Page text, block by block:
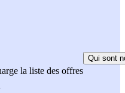
la liste des offres
Qui sont